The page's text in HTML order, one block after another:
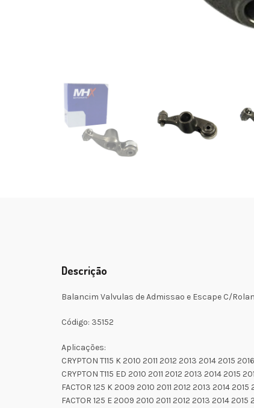
Descrição
Balancim Valvulas de Admissao e Escape C/
Código: 35152
Aplicações:
CRYPTON T115 K 2010 2011 2012 2013 2014 2015 2016
CRYPTON T115 ED 2010 2011 2012 2013 2014 2015
FACTOR 125 K 2009 2010 2011 2012 2013 2014 2015
FACTOR 125 E 2009 2010 2011 2012 2013 2014 2015